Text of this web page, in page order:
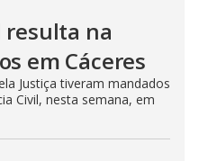
resulta na
em Cáceres
Justiça tiveram mandados
Civil, nesta semana, em